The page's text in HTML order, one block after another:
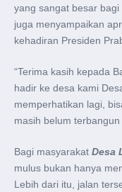
yang sangat besar
juga menyampaikan
kehadiran Presiden
“Terima kasih kepada
hadir ke desa kami
memperhatikan lagi,
masih belum terbangun
Bagi masyarakat Desa
mulus bukan hanya
Lebih dari itu, jalan